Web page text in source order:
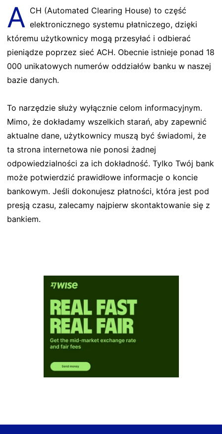
A CH (Automated Clearing House) to część
elektronicznego systemu płatniczego, dzięki
któremu użytkownicy mogą przesyłać i odbierać
pieniądze poprzez sieć ACH. Obecnie istnieje ponad 18
000 unikatowych numerów oddziałów banku w naszej
bazie danych.
To narzędzie służy wyłącznie celom informacyjnym.
Mimo, że dokładamy wszelkich starań, aby zapewnić
aktualne dane, użytkownicy muszą być świadomi, że
ta strona internetowa nie ponosi żadnej
odpowiedzialności za ich dokładność. Tylko Twój bank
może potwierdzić prawidłowe informacje o koncie
bankowym. Jeśli dokonujesz płatności, która jest pod
presją czasu, zalecamy najpierw skontaktowanie się z
bankiem.